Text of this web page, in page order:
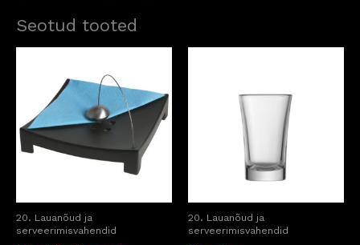
Seotud tooted
20. Lauanõud ja
serveerimisvahendid
20. Lauanõud ja
serveerimisvahendid